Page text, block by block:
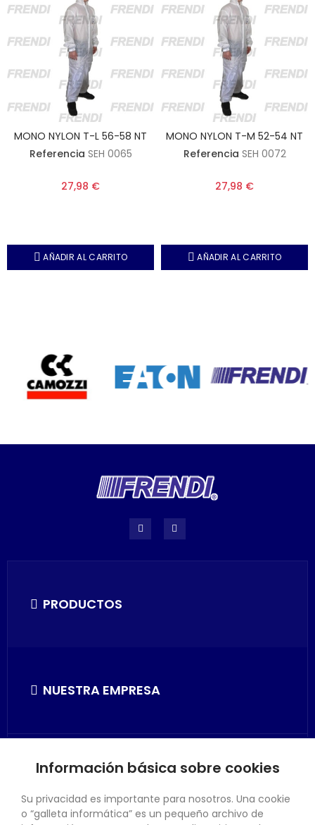
MONO NYLON T-L 56-58 NT
Referencia SEH 0065
27,98 €
AÑADIR AL CARRITO
MONO NYLON T-M 52-54 NT
Referencia SEH 0072
27,98 €
AÑADIR AL CARRITO
PRODUCTOS
NUESTRA EMPRESA
SU CUENTA
Información básica sobre cookies
Su privacidad es importante para nosotros. Una cookie
o “galleta informática” es un pequeño archivo de